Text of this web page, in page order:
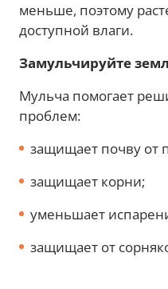
меньше, поэтому
доступной влаги.
Замульчируйте
Мульча помогает
проблем:
защищает почву от
защищает корни;
уменьшает
защищает от